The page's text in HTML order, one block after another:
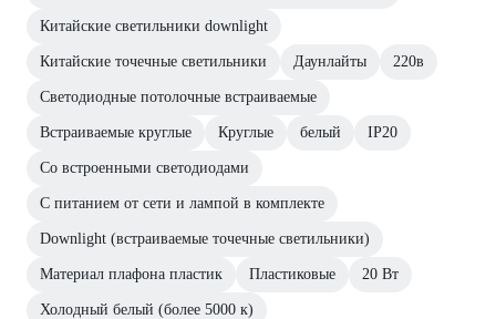
Китайские светильники downlight
Китайские точечные светильники Даунлайты 220в
Светодиодные потолочные встраиваемые
Встраиваемые круглые Круглые белый IP20
Со встроенными светодиодами
С питанием от сети и лампой в комплекте
Downlight (встраиваемые точечные светильники)
Материал плафона пластик Пластиковые 20 Вт
Холодный белый (более 5000 к)